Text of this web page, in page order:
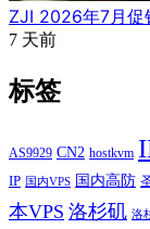
ZJI 2026年7月促
7 天前
标签
AS9929 CN2 hostkvm
IP 国内VPS 国内高防
本VPS 洛杉矶 洛